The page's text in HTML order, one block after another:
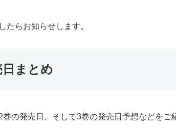
たらお知らせします。
日まとめ
の発売日、そして3巻の発売日予想などをご